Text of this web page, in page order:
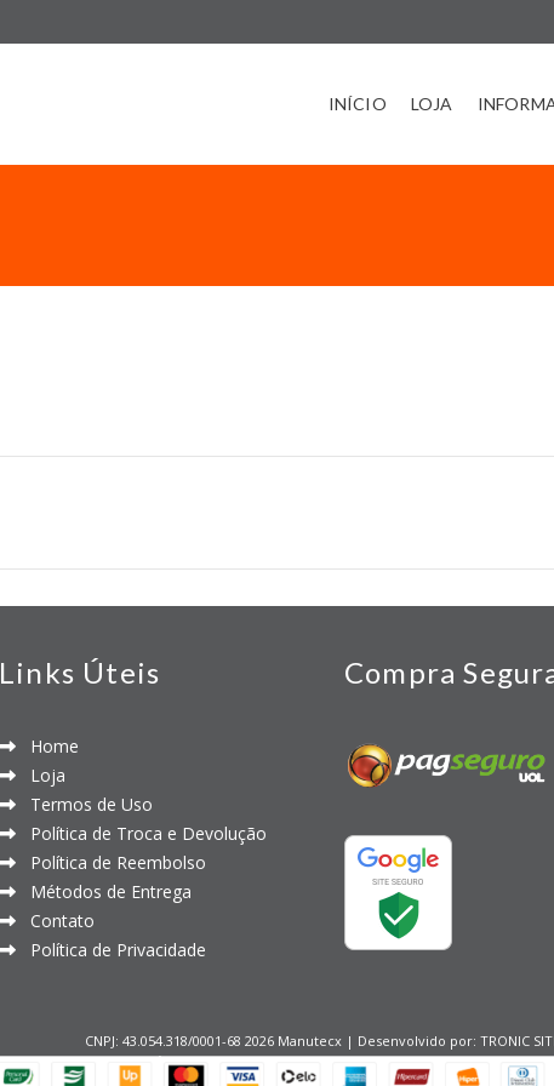
INÍCIO LOJA
Links Úteis
Home
Loja
Termos de Uso
Política de Troca e Devolução
Política de Reembolso
Métodos de Entrega
Contato
Política de Privacidade
Compra
CNPJ: 43.054.318/0001-68 2026 Manutecx | Desenvolvido por: TRONIC